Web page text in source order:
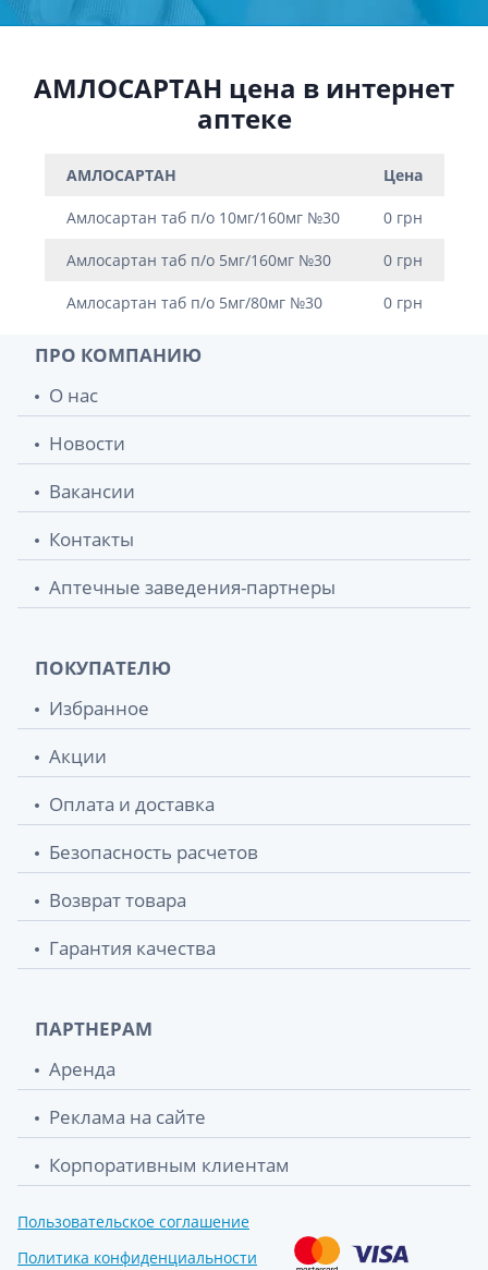
АМЛОСАРТАН цена в интернет
аптеке
АМЛОСАРТАН Цена
Амлосартан таб п/о 10мг/160мг №30 0 грн
Амлосартан таб п/о 5мг/160мг №30 0 грн
Амлосартан таб п/о 5мг/80мг №30 0 грн
ПРО КОМПАНИЮ
О нас
Новости
Вакансии
Контакты
Аптечные заведения-партнеры
ПОКУПАТЕЛЮ
Избранное
Акции
Оплата и доставка
Безопасность расчетов
Возврат товара
Гарантия качества
ПАРТНЕРАМ
Аренда
Реклама на сайте
Корпоративным клиентам
Пользовательское соглашение
Политика конфиденциальности